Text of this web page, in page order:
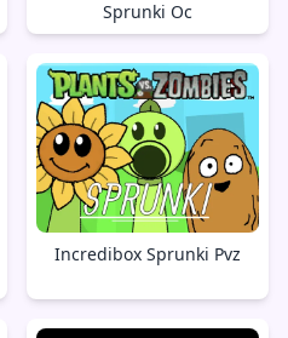
Sprunki Oc
Incredibox Sprunki Pvz